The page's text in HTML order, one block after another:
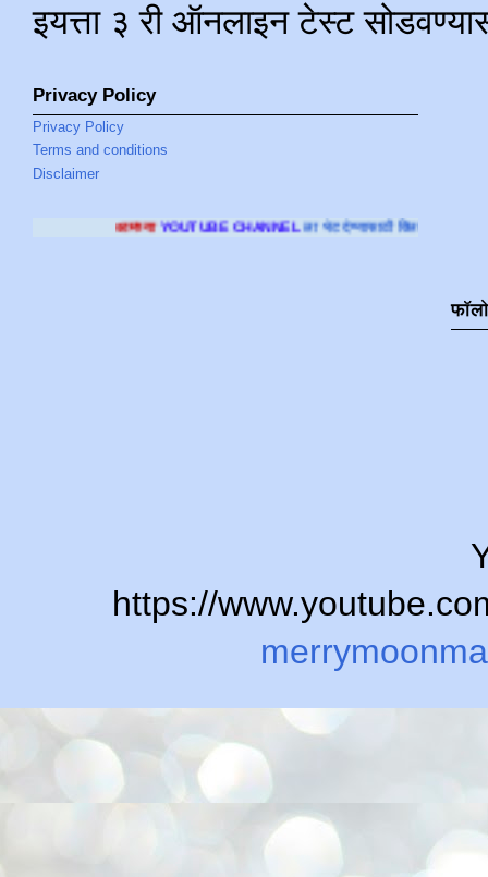
इयत्ता ३ री ऑनलाइन टेस्ट
Privacy Policy
Privacy Policy
Terms and conditions
Disclaimer
YOUTUBE CHANNELला भेट देण्यासाठी क्लिक करा.
https://